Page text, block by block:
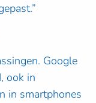
Google
ook in
in smartphones